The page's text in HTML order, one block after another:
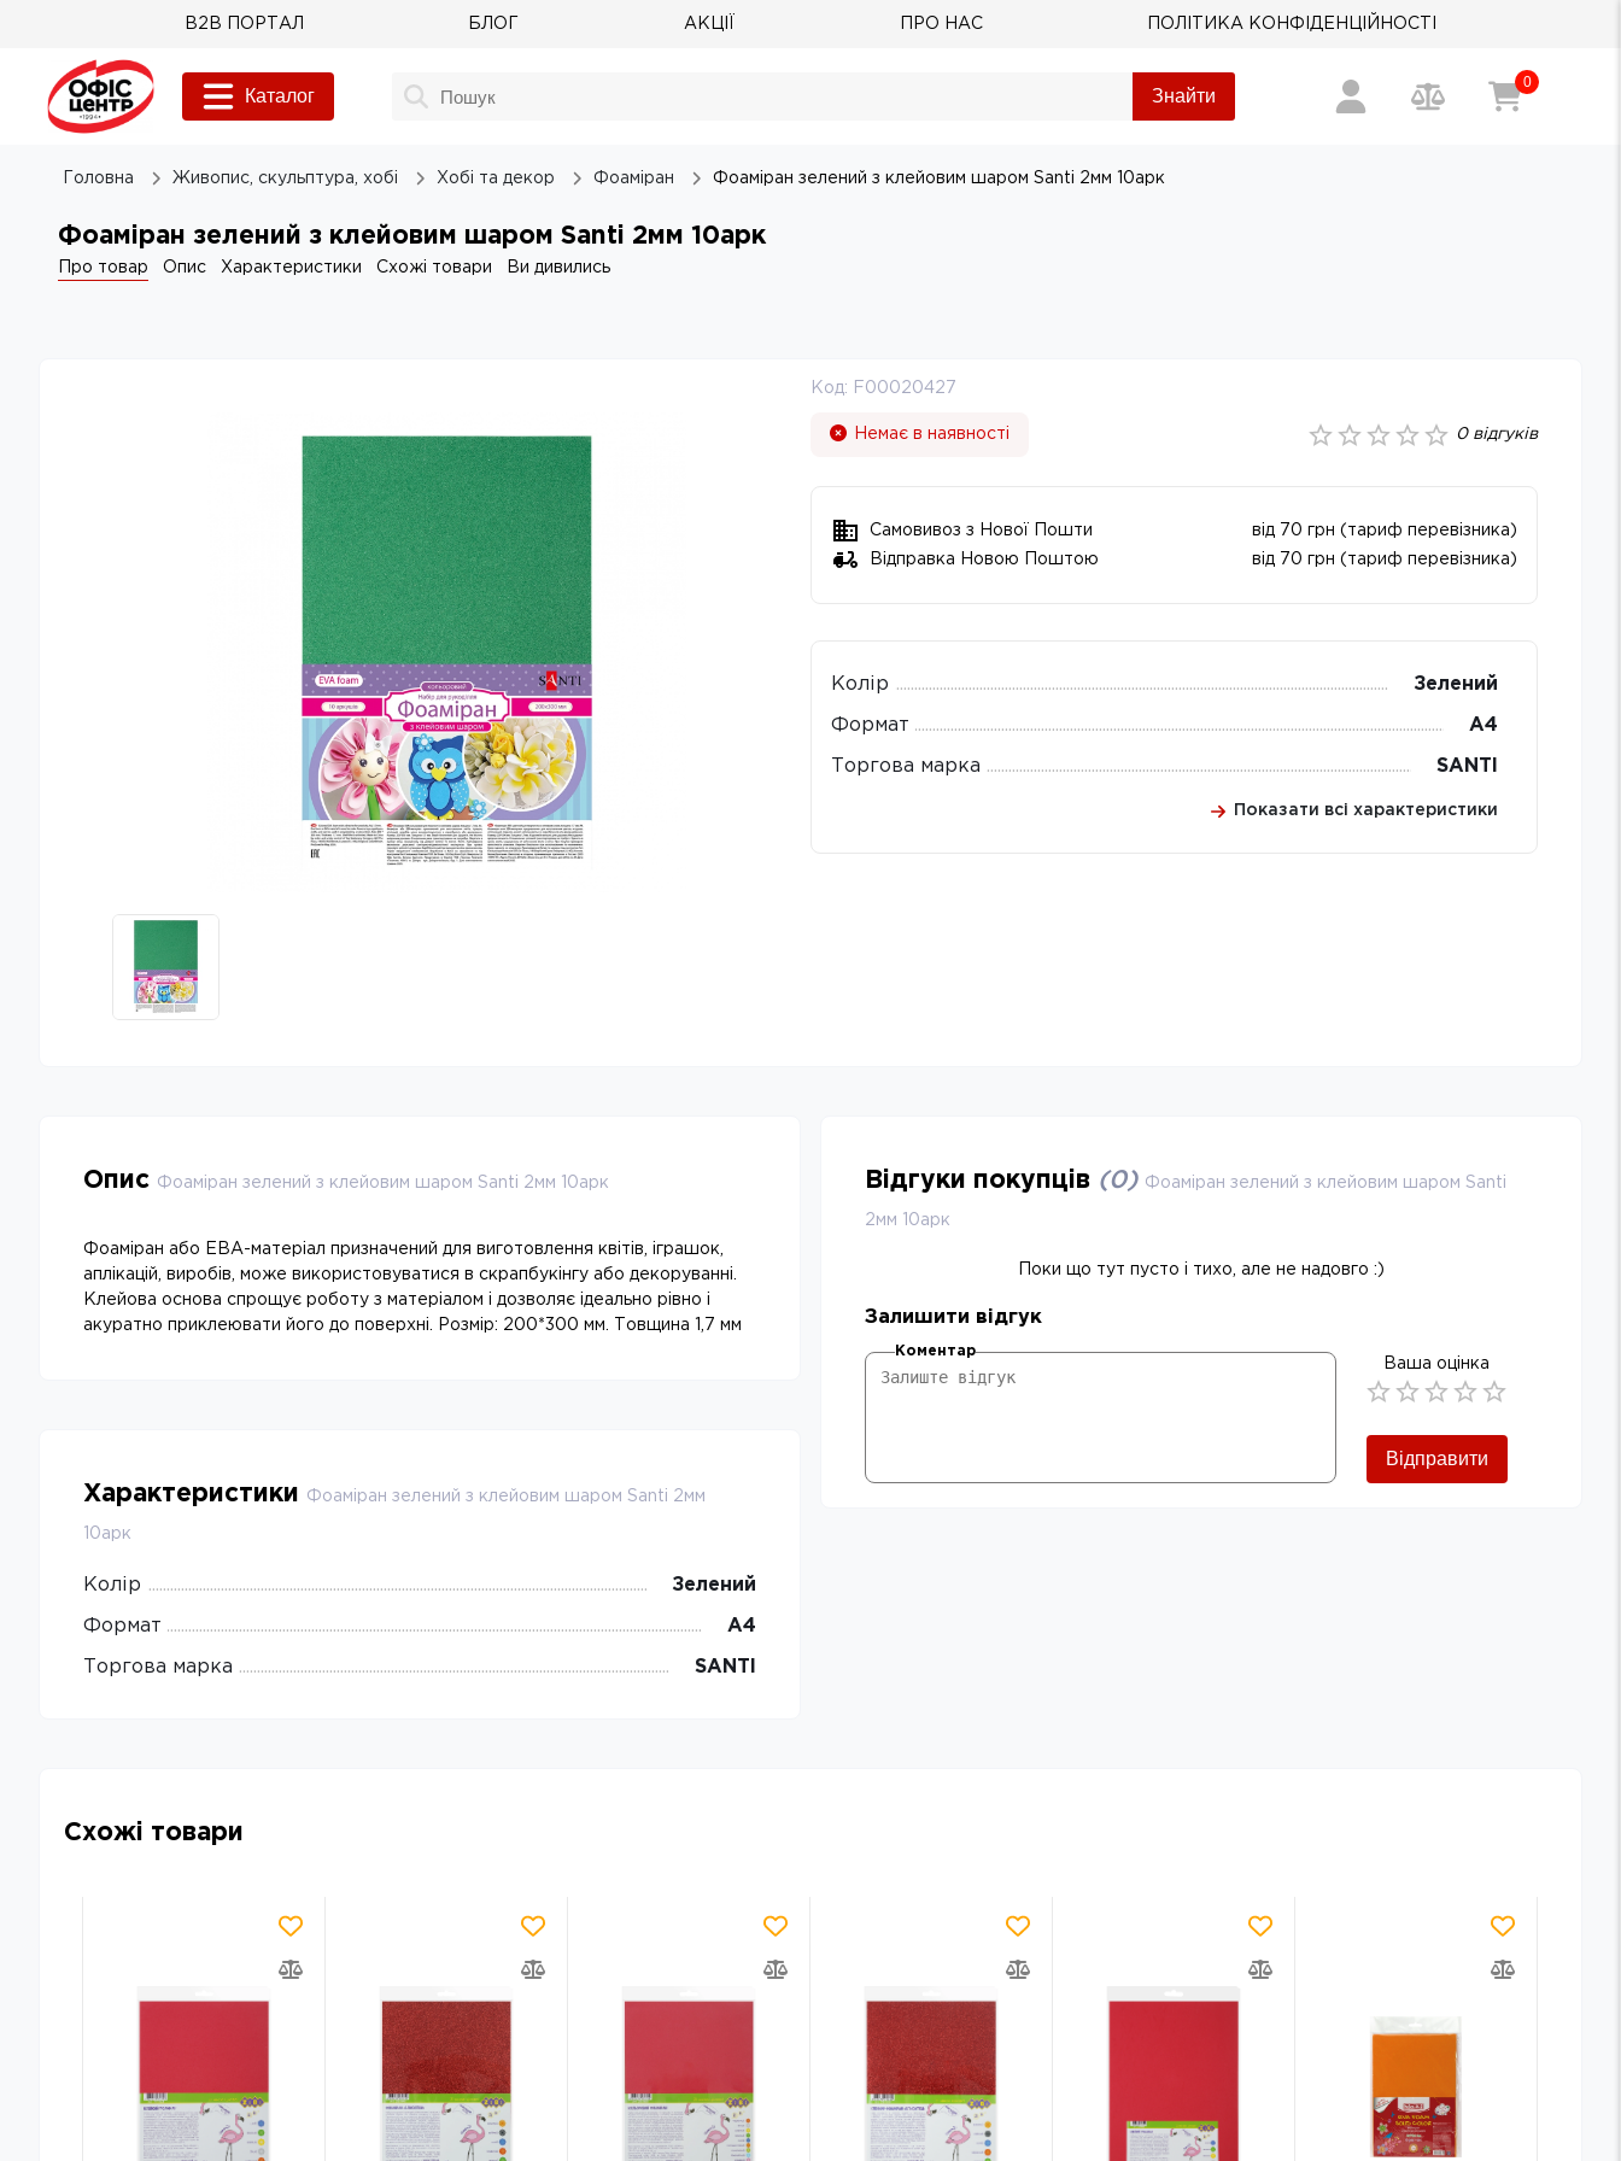
B2B ПОРТАЛ БЛОГ АКЦІЇ ПРО НАС ПОЛІТИКА КОНФІДЕНЦІЙНОСТІ
Каталог Знайти
0
Головна Живопис, скульптура, хобі Хобі та декор Фоаміран Фоаміран зелений з клейовим шаром Santi 2мм 10арк
Фоаміран зелений з клейовим шаром Santi 2мм 10арк
Про товар Опис Характеристики Схожі товари Ви дивились
Код: F00020427
Немає в наявності 0відгуків
Самовивоз з Нової Пошти
від 70 грн (тариф перевізника)
Відправка Новою Поштою
від 70 грн (тариф перевізника)
Колір Зелений
Формат А4
Торгова марка SANTI
Показати всі характеристики
Опис Фоаміран зелений з клейовим шаром Santi 2мм 10арк
Фоаміран або ЕВА-матеріал призначений для виготовлення квітів, іграшок,
аплікацій, виробів, може використовуватися в скрапбукінгу або декоруванні.
Клейова основа спрощує роботу з матеріалом і дозволяє ідеально рівно і
акуратно приклеювати його до поверхні. Розмір: 200*300 мм. Товщина 1,7 мм
Характеристики Фоаміран зелений з клейовим шаром Santi 2мм
10арк
Колір Зелений
Формат А4
Торгова марка SANTI
Відгуки покупців (0) Фоаміран зелений з клейовим шаром Santi
2мм 10арк
Поки що тут пусто і тихо, але не надовго :)
Залишити відгук
Коментар
Ваша оцінка
Відправити
Схожі товари